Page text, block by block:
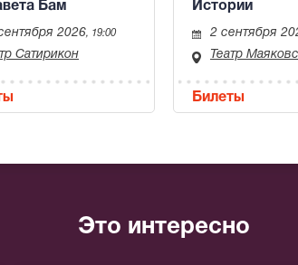
Бам
2026, 19:00
Сатирикон
Истории
2 сентября
Театр
Билеты
Это интересно